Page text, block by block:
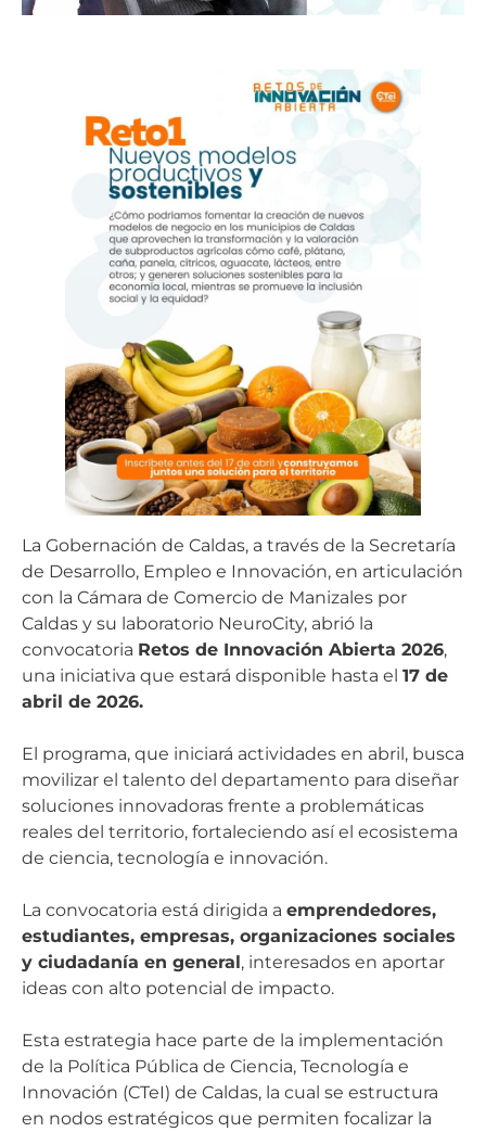
La Gobernación de Caldas, a través de la Secretaría
de Desarrollo, Empleo e Innovación, en articulación
con la Cámara de Comercio de Manizales por
Caldas y su laboratorio NeuroCity, abrió la
convocatoria Retos de Innovación Abierta 2026,
una iniciativa que estará disponible hasta el 17 de
abril de 2026.
El programa, que iniciará actividades en abril, busca
movilizar el talento del departamento para diseñar
soluciones innovadoras frente a problemáticas
reales del territorio, fortaleciendo así el ecosistema
de ciencia, tecnología e innovación.
La convocatoria está dirigida a emprendedores,
estudiantes, empresas, organizaciones sociales
y ciudadanía en general, interesados en aportar
ideas con alto potencial de impacto.
Esta estrategia hace parte de la implementación
de la Política Pública de Ciencia, Tecnología e
Innovación (CTeI) de Caldas, la cual se estructura
en nodos estratégicos que permiten focalizar la